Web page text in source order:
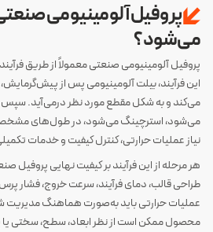
پروفیل آلومینیومی
می‌شود؟
پروفیل آلومینیومی صنعتی معمولاً از طریق
این فرآیند، بیلت آلومینیومی پس از
می‌کند و به شکل مقطع مورد نظر درمی‌آید.
می‌شود، استرچینگ می‌شود، در طول‌های
نیاز عملیات حرارتی، کنترل کیفیت و خدمات
هر مرحله از این فرآیند بر کیفیت نهایی پروفیل
طراحی قالب، دمای فرآیند، سرعت خروج، فشار
عملیات حرارتی باید به‌صورت هماهنگ مدیریت
محصول ممکن است از نظر ابعاد، سطح، سختی